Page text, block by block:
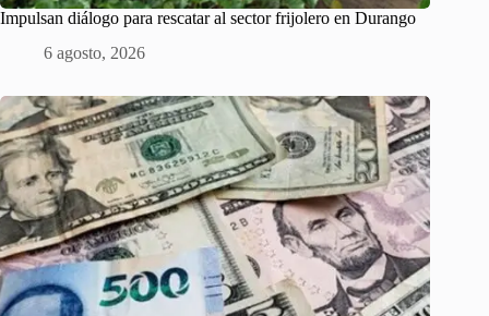
Impulsan diálogo para rescatar al sector frijolero en Durango
6 agosto, 2026